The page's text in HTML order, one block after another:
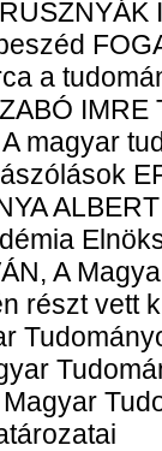
a
magyar
A
részt vett